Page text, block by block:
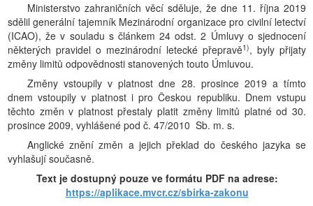
Ministerstvo zahraničních věcí sděluje, že dne 11. října 2019
sdělil generální tajemník Mezinárodní organizace pro civilní letectví
(ICAO), že v souladu s článkem 24 odst. 2 Úmluvy o sjednocení
některých pravidel o mezinárodní letecké přepravě1), byly přijaty
změny limitů odpovědnosti stanovených touto Úmluvou.
Změny vstoupily v platnost dne 28. prosince 2019 a tímto
dnem vstoupily v platnost i pro Českou republiku. Dnem vstupu
těchto změn v platnost přestaly platit změny limitů platné od 30.
prosince 2009, vyhlášené pod č. 47/2010 Sb. m. s.
Anglické znění změn a jejich překlad do českého jazyka se
vyhlašují současně.
Text je dostupný pouze ve formátu PDF na adrese:
https://aplikace.mvcr.cz/sbirka-zakonu